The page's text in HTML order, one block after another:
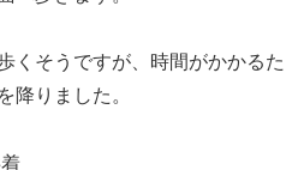
そうですが、時間がかかるた
降りました。